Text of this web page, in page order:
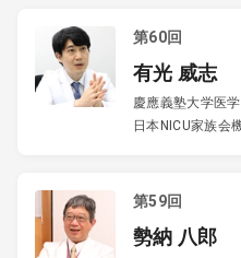
第60回
有光 威志
慶應義塾大学医
日本NICU家族会
第59回
勢納 八郎